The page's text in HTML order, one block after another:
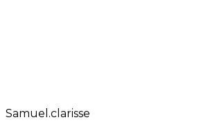
Samuel.clarisse